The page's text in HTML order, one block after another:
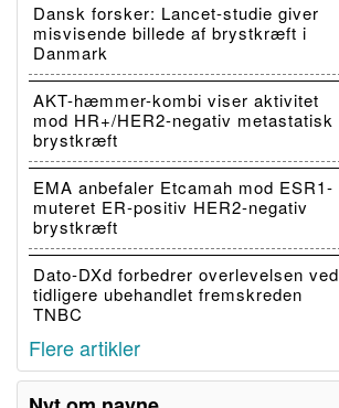
Dansk forsker: Lancet-studie giver
misvisende billede af brystkræft i
Danmark
AKT-hæmmer-kombi viser aktivitet
mod HR+/HER2-negativ metastatisk
brystkræft
EMA anbefaler Etcamah mod ESR1-
muteret ER-positiv HER2-negativ
brystkræft
Dato-DXd forbedrer overlevelsen ved
tidligere ubehandlet fremskreden
TNBC
Flere artikler